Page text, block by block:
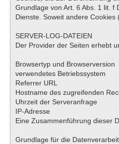
Grundlage von Art. 6 Abs. 1 lit.
Dienste. Soweit andere
SERVER-LOG-DATEIEN
Der Provider der Seiten erhebt
Browsertyp und Browserversion
verwendetes Betriebssystem
Referrer URL
Hostname des zugreifenden
Uhrzeit der Serveranfrage
IP-Adresse
Eine Zusammenführung dieser
Grundlage für die